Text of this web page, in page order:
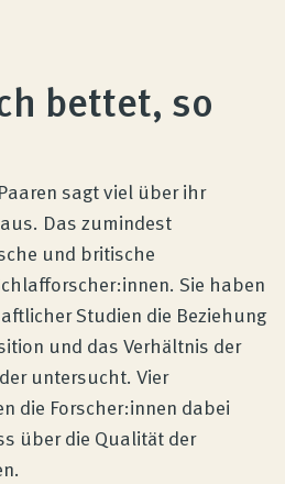
bettet, so
sagt viel über ihr
Das zumindest
und britische
Sie haben
Studien die Beziehung
und das Verhältnis der
untersucht. Vier
die Forscher:innen dabei
über die Qualität der